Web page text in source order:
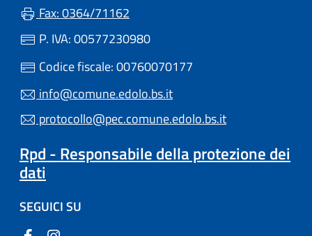
Fax: 0364/71162
P. IVA: 00577230980
Codice fiscale: 00760070177
info@comune.edolo.bs.it
protocollo@pec.comune.edolo.bs.it
Rpd - Responsabile della protezione dei
dati
SEGUICI SU